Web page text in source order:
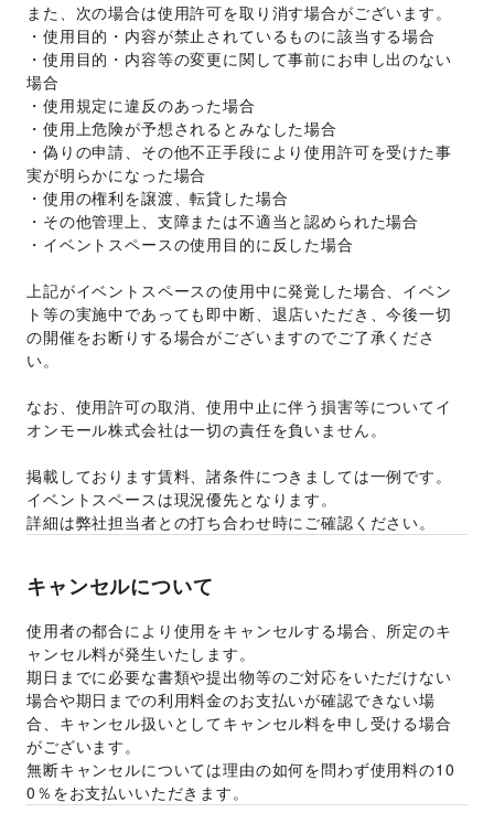
また、次の場合は使用許可を取り消す場合がございます。
・使用目的・内容が禁止されているものに該当する場合
・使用目的・内容等の変更に関して事前にお申し出のない
場合
・使用規定に違反のあった場合
・使用上危険が予想されるとみなした場合
・偽りの申請、その他不正手段により使用許可を受けた事
実が明らかになった場合
・使用の権利を譲渡、転貸した場合
・その他管理上、支障または不適当と認められた場合
・イベントスペースの使用目的に反した場合
上記がイベントスペースの使用中に発覚した場合、イベン
ト等の実施中であっても即中断、退店いただき、今後一切
の開催をお断りする場合がございますのでご了承くださ
い。
なお、使用許可の取消、使用中止に伴う損害等についてイ
オンモール株式会社は一切の責任を負いません。
掲載しております賃料、諸条件につきましては一例です。
イベントスペースは現況優先となります。
詳細は弊社担当者との打ち合わせ時にご確認ください。
キャンセルについて
使用者の都合により使用をキャンセルする場合、所定のキ
ャンセル料が発生いたします。
期日までに必要な書類や提出物等のご対応をいただけない
場合や期日までの利用料金のお支払いが確認できない場
合、キャンセル扱いとしてキャンセル料を申し受ける場合
がございます。
無断キャンセルについては理由の如何を問わず使用料の10
0％をお支払いいただきます。